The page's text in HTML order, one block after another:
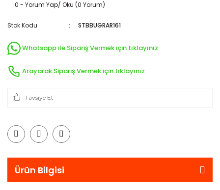
0 - Yorum Yap/ Oku (0 Yorum)
Stok Kodu STBBUGRAR161
Whatsapp ile Sipariş Vermek için tıklayınız
Arayarak Sipariş Vermek için tıklayınız
Tavsiye Et
Ürün Bilgisi